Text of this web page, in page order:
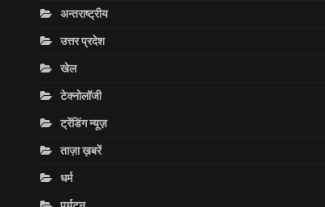
अन्तराष्ट्रीय
उत्तर प्रदेश
खेल
टेक्नोलॉजी
ट्रेंडिंग न्यूज़
ताज़ा ख़बरें
धर्म